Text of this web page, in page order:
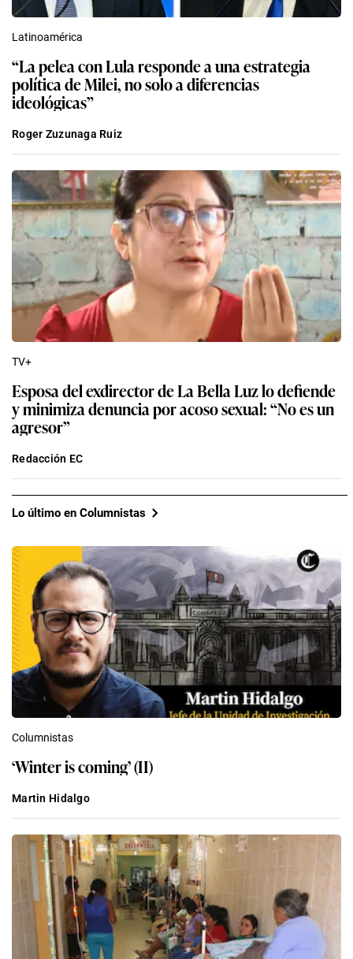
Latinoamérica
“La pelea con Lula responde a una estrategia
política de Milei, no solo a diferencias
ideológicas”
Roger Zuzunaga Ruiz
TV+
Esposa del exdirector de La Bella Luz lo defiende
y minimiza denuncia por acoso sexual: “No es un
agresor”
Redacción EC
Lo último en Columnistas
Columnistas
‘Winter is coming’ (II)
Martin Hidalgo